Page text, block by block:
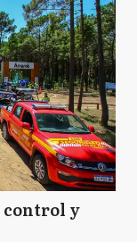
control y